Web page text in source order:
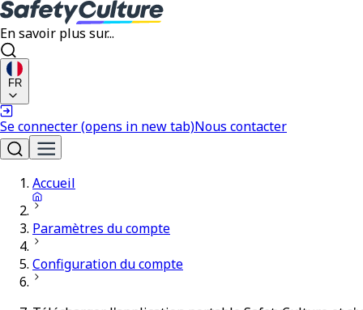
En savoir plus sur...
FR
Se connecter(opens in new tab)Nous contacter
Accueil
Paramètres du compte
Configuration du compte